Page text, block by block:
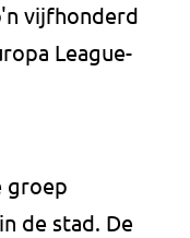
vijfhonderd
League-
groep
de stad. De